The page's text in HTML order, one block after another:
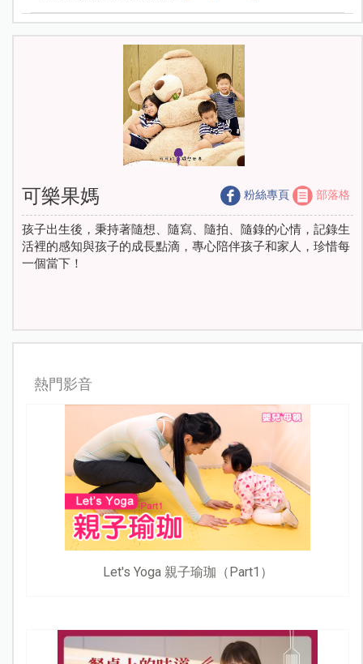
可樂果媽 粉絲專頁 部落格
孩子出生後，秉持著隨想、隨寫、隨拍、隨錄的心情，記錄生
活裡的感知與孩子的成長點滴，專心陪伴孩子和家人，珍惜每
一個當下！
熱門影音
Let's Yoga 親子瑜珈（Part1）